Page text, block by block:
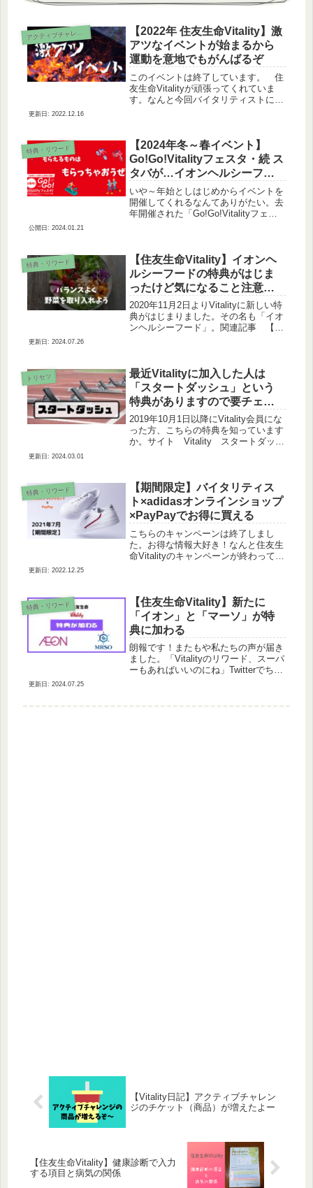
アクティブチャレンジ
【2022年 住友生命Vitality】激
アツなイベントが始まるから
運動を意地でもがんばるぞ
このイベントは終了しています。 住
友生命Vitalityが頑張ってくれていま
す。なんと今回バイタリティストに大
月15日に期間限定...
2022.12.16
特典・リワード
【2024年冬～春イベント】
Go!Go!Vitalityフェスタ・続 ス
タバが…イオンヘルシーフー
ド特典が…
いや～年始としはじめからイベントを
開催してくれるなんてありがたい。去
年開催された「Go!Go!Vitalityフェス
ろう特典について調べて...
2024.01.21
特典・リワード
【住友生命Vitality】イオンヘ
ルシーフードの特典がはじま
ったけど気になること注意す
ることがあった
2020年11月2日よりVitalityに新しい特
典がはじまりました。その名も「イオ
ンヘルシーフード」。関連記事 【住
2024.07.26
トリセツ
最近Vitalityに加入した人は
「スタートダッシュ」という
特典がありますので要チェッ
クですよ！
2019年10月1日以降にVitality会員にな
った方、こちらの特典を知っています
か。サイト Vitality スタートダッシ
2024.03.01
特典・リワード
【期間限定】バイタリティス
ト×adidasオンラインショップ
×PayPayでお得に買える
こちらのキャンペーンは終了しまし
た。お得な情報大好き！なんと住友生
命Vitalityのキャンペーンが終わっても
娘さんが管理・運営し...
2022.12.25
特典・リワード
【住友生命Vitality】新たに
「イオン」と「マーソ」が特
典に加わる
朗報です！またもや私たちの声が届き
ました。「Vitalityのリワード、スーパ
ーもあればいいのにね」Twitterでちょ
2024.07.25
【Vitality日記】アクティブチャレン
ジのチケット（商品）が増えたよー
【住友生命Vitality】健康診断で入力
する項目と病気の関係